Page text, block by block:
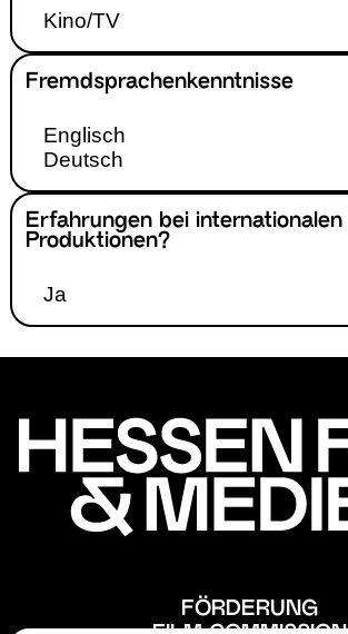
Kino/TV
Fremdsprachenkenntnisse
Englisch
Deutsch
Erfahrungen bei internationalen
Produktionen?
Ja
FÖRDERUNG